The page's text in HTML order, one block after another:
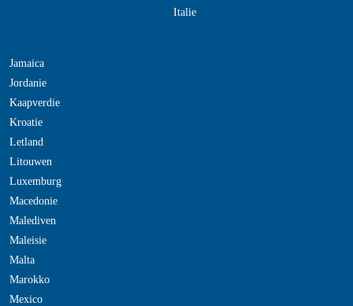
Italie
Jamaica
Jordanie
Kaapverdie
Kroatie
Letland
Litouwen
Luxemburg
Macedonie
Malediven
Maleisie
Malta
Marokko
Mexico